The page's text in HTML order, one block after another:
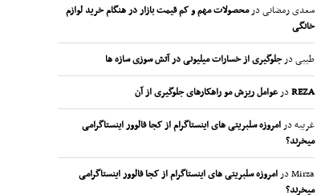
سعدی رمضانیدرمحصولات مهم و کم قیمت بازار در هنگام خرید لوازم
خانگی
طیبیدرجلوگیری از خسارات میلیونی در آتش سوزی سازه ها
REZAدرعوامل ریزش مو راهکارهای جلوگیری از آن
غریبهدرامروزه سلبریتی های اینستاگرام از کجا فالوور اینستاگرامی
میخرند؟
Mirzaدرامروزه سلبریتی های اینستاگرام از کجا فالوور اینستاگرامی
میخرند؟